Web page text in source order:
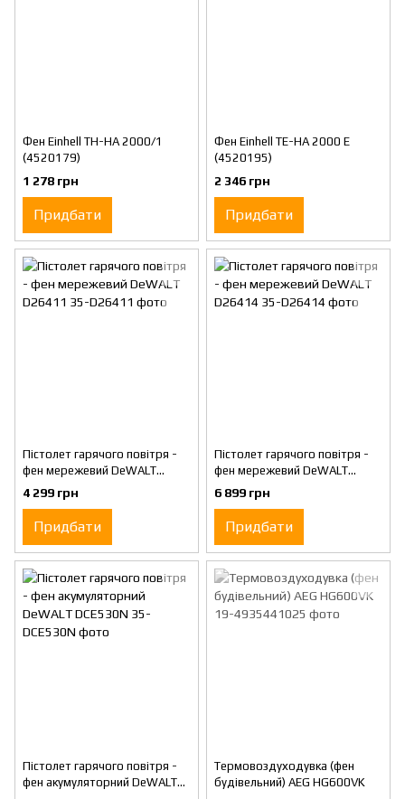
Фен Einhell TH-HA 2000/1
(4520179)
1 278 грн
Придбати
Фен Einhell TE-HA 2000 E
(4520195)
2 346 грн
Придбати
Пістолет гарячого повітря -
фен мережевий DeWALT
D26411
4 299 грн
Придбати
Пістолет гарячого повітря -
фен мережевий DeWALT
D26414
6 899 грн
Придбати
Пістолет гарячого повітря -
фен акумуляторний DeWALT
Термовоздуходувка (фен
будівельний) AEG HG600VK